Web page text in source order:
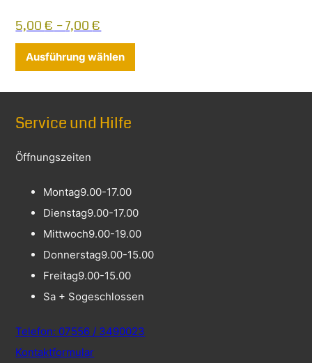
5,00€ –7,00€
Ausführung wählen
Service und Hilfe
Öffnungszeiten
Montag9.00-17.00
Dienstag9.00-17.00
Mittwoch9.00-19.00
Donnerstag9.00-15.00
Freitag9.00-15.00
Sa + Sogeschlossen
Telefon: 07556 / 3490023
Kontaktformular